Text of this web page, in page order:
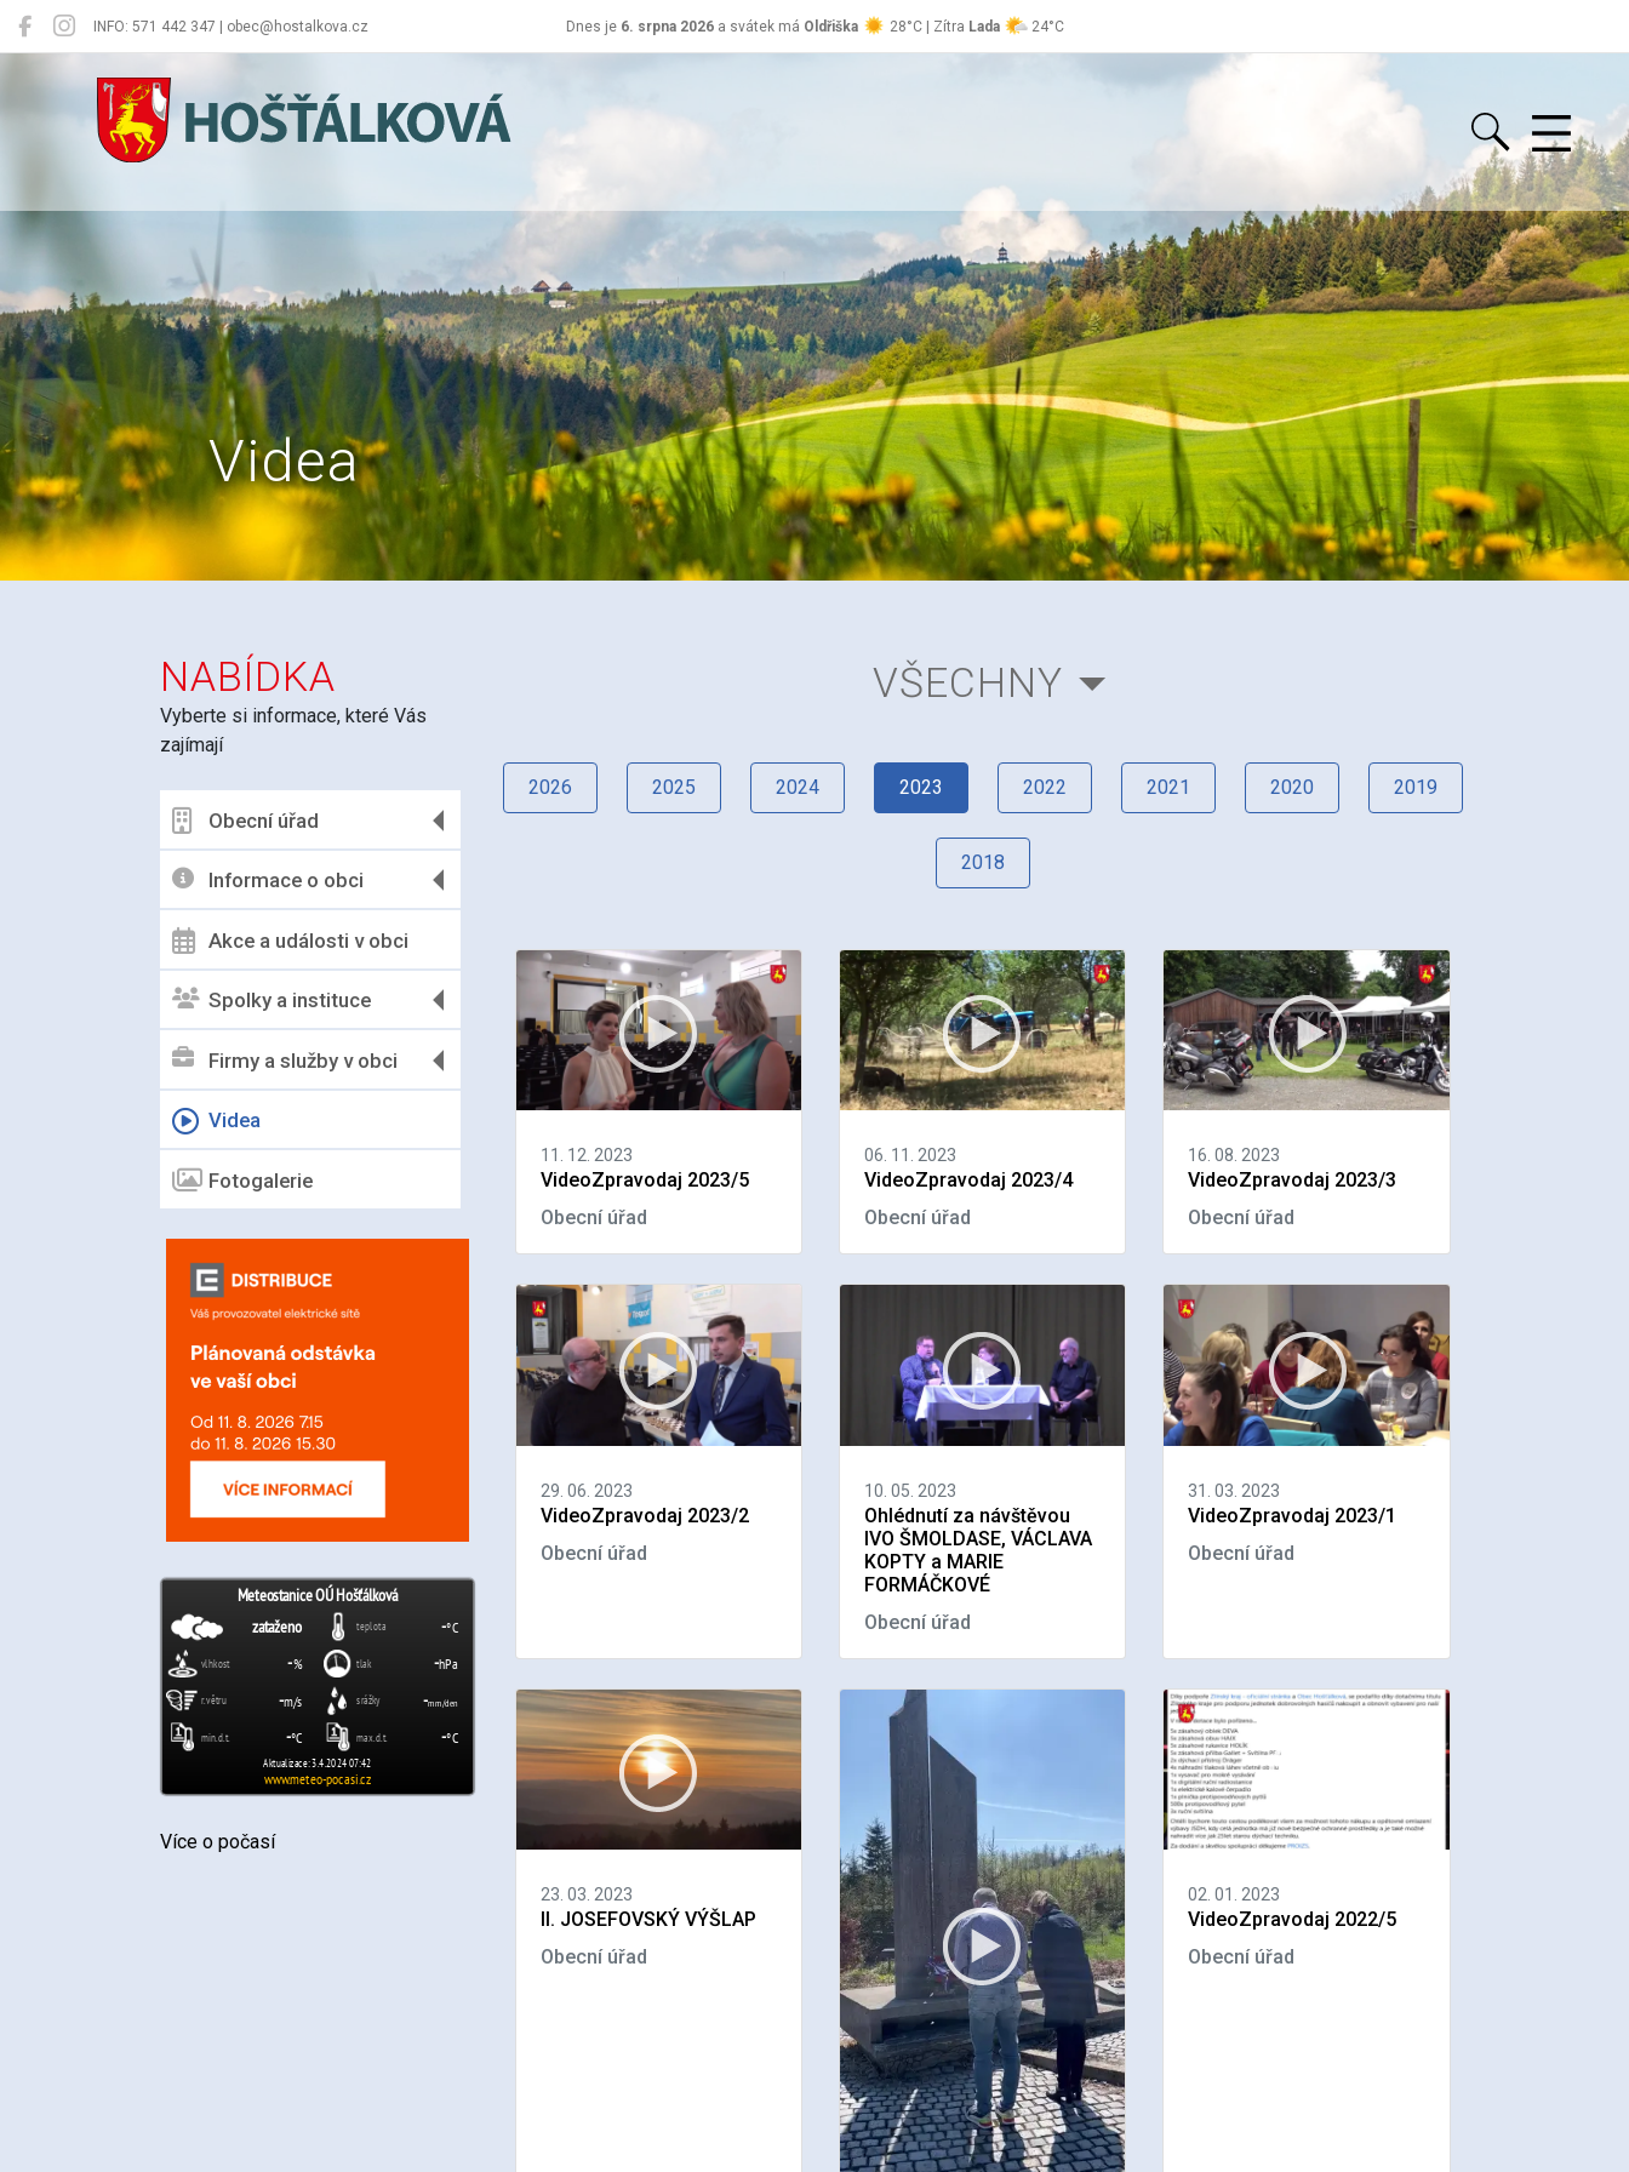
INFO: 571 442 347 | obec@hostalkova.cz Dnes je 6. srpna 2026a svátek má Oldřiška 28°C | Zítra Lada 24°C
Hošťálková
Videa
NABÍDKA
Vyberte si informace, které Vás
zajímají
Obecní úřad
Informace o obci
Akce a události v obci
Spolky a instituce
Firmy a služby v obci
Videa
Fotogalerie
Více o počasí
VŠECHNY
2026 2025 2024 2023 2022 2021 2020 2019
2018
11. 12. 2023
VideoZpravodaj 2023/5
Obecní úřad
06. 11. 2023
VideoZpravodaj 2023/4
Obecní úřad
16. 08. 2023
VideoZpravodaj 2023/3
Obecní úřad
29. 06. 2023
VideoZpravodaj 2023/2
Obecní úřad
10. 05. 2023
Ohlédnutí za návštěvou
IVO ŠMOLDASE, VÁCLAVA
KOPTY a MARIE
FORMÁČKOVÉ
Obecní úřad
31. 03. 2023
VideoZpravodaj 2023/1
Obecní úřad
23. 03. 2023
II. JOSEFOVSKÝ VÝŠLAP
Obecní úřad
02. 01. 2023
VideoZpravodaj 2022/5
Obecní úřad